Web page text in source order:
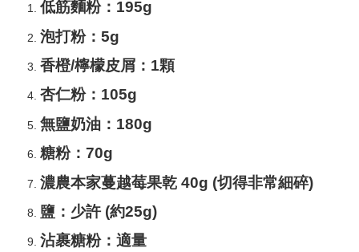
低筋麵粉：195g
泡打粉：5g
香橙/檸檬皮屑：1顆
杏仁粉：105g
無鹽奶油：180g
糖粉：70g
濃農本家蔓越莓果乾 40g (切得非常細碎)
鹽：少許 (約25g)
沾裹糖粉：適量